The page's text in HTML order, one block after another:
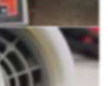
Применим в
смола в